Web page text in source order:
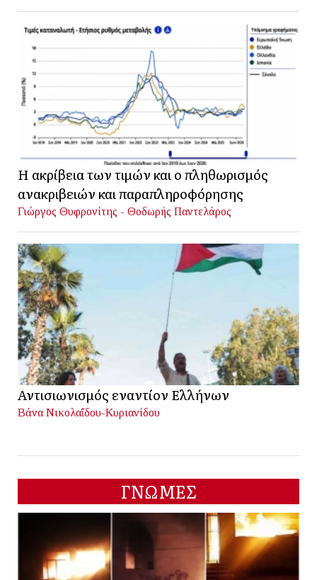
Η ακρίβεια των τιμών και ο πληθωρισμός
ανακριβειών και παραπληροφόρησης
Γιώργος Θυφρονίτης - Θοδωρής Παντελάρος
Αντισιωνισμός εναντίον Ελλήνων
Βάνα Νικολαΐδου-Κυριανίδου
ΓΝΩΜΕΣ